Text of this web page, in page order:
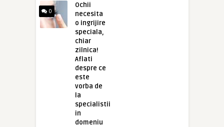
0
Ochii
necesita
o ingrijire
speciala,
chiar
zilnica!
Aflati
despre ce
este
vorba de
la
specialistii
in
domeniu